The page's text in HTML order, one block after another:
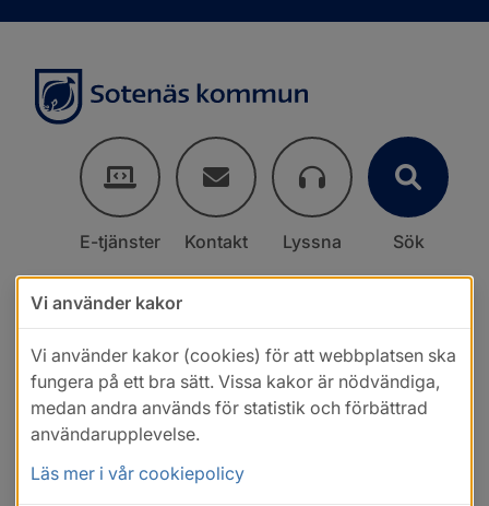
E-tjänster Kontakt Lyssna Sök
Vi använder kakor
Vi använder kakor (cookies) för att webbplatsen ska
fungera på ett bra sätt. Vissa kakor är nödvändiga,
medan andra används för statistik och förbättrad
användarupplevelse.
Läs mer i vår cookiepolicy